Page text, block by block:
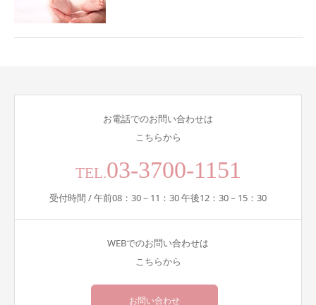
お電話でのお問い合わせは
こちらから
TEL.03-3700-1151
受付時間 / 午前08：30－11：30 午後12：30－15：30
WEBでのお問い合わせは
こちらから
お問い合わせ